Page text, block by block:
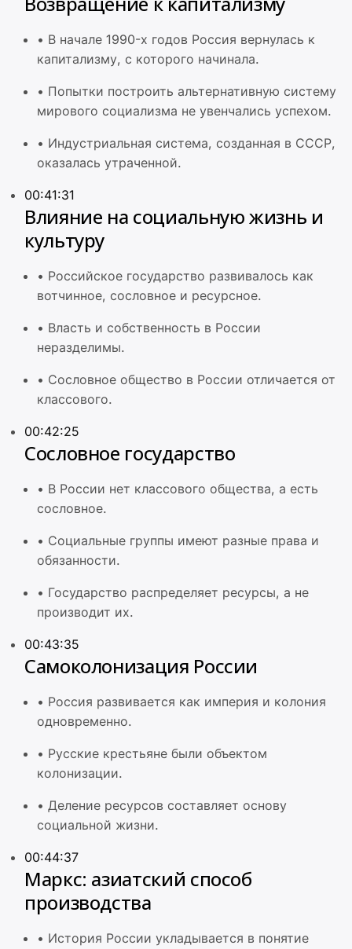
• В начале 1990-х годов Россия вернулась к
капитализму, с которого начинала.
• Попытки построить альтернативную систему
мирового социализма не увенчались успехом.
• Индустриальная система, созданная в СССР,
оказалась утраченной.
00:41:31
Влияние на социальную жизнь и
культуру
• Российское государство развивалось как
вотчинное, сословное и ресурсное.
• Власть и собственность в России
неразделимы.
• Сословное общество в России отличается от
классового.
00:42:25
Сословное государство
• В России нет классового общества, а есть
сословное.
• Социальные группы имеют разные права и
обязанности.
• Государство распределяет ресурсы, а не
производит их.
00:43:35
Самоколонизация России
• Россия развивается как империя и колония
одновременно.
• Русские крестьяне были объектом
колонизации.
• Деление ресурсов составляет основу
социальной жизни.
00:44:37
Маркс: азиатский способ
производства
• История России укладывается в понятие